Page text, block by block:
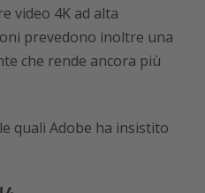
video 4K ad alta
prevedono inoltre una
che rende ancora più
quali Adobe ha insistito